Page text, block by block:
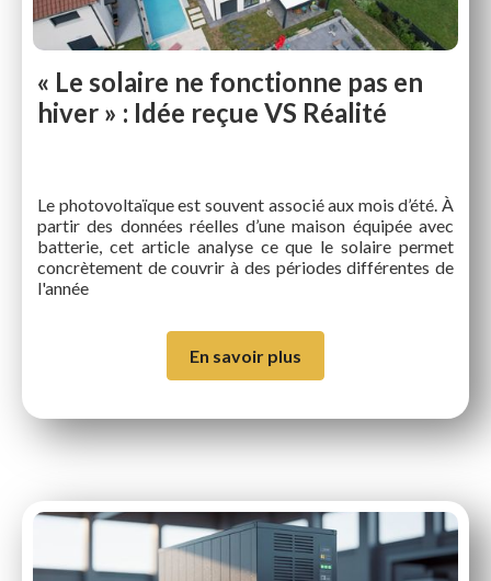
« Le solaire ne fonctionne pas en
hiver » : Idée reçue VS Réalité
Le photovoltaïque est souvent associé aux mois d’été. À
partir des données réelles d’une maison équipée avec
batterie, cet article analyse ce que le solaire permet
concrètement de couvrir à des périodes différentes de
l'année
En savoir plus